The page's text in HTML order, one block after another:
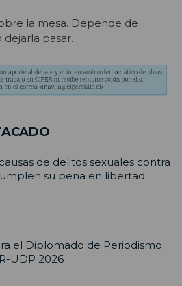
la mesa. Depende de
dejarla pasar.
de delitos sexuales contra
su pena en libertad
el Diplomado de Periodismo
UDP 2026